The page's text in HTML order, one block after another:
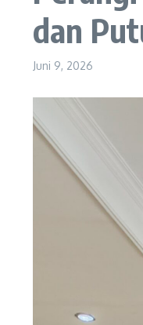
dan
Juni 9, 2026